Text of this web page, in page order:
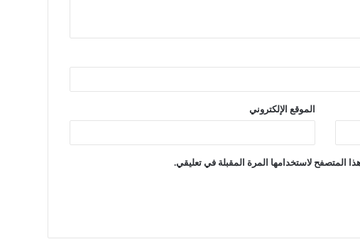
الموقع الإلكتروني
المتصفح لاستخدامها المرة المقبلة في تعليقي.